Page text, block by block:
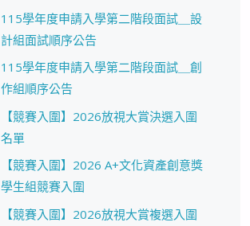
115學年度申請入學第二階段面試＿設
計組面試順序公告
115學年度申請入學第二階段面試＿創
作組順序公告
【競賽入圍】2026放視大賞決選入圍
名單
【競賽入圍】2026 A+文化資產創意獎
學生組競賽入圍
【競賽入圍】2026放視大賞複選入圍